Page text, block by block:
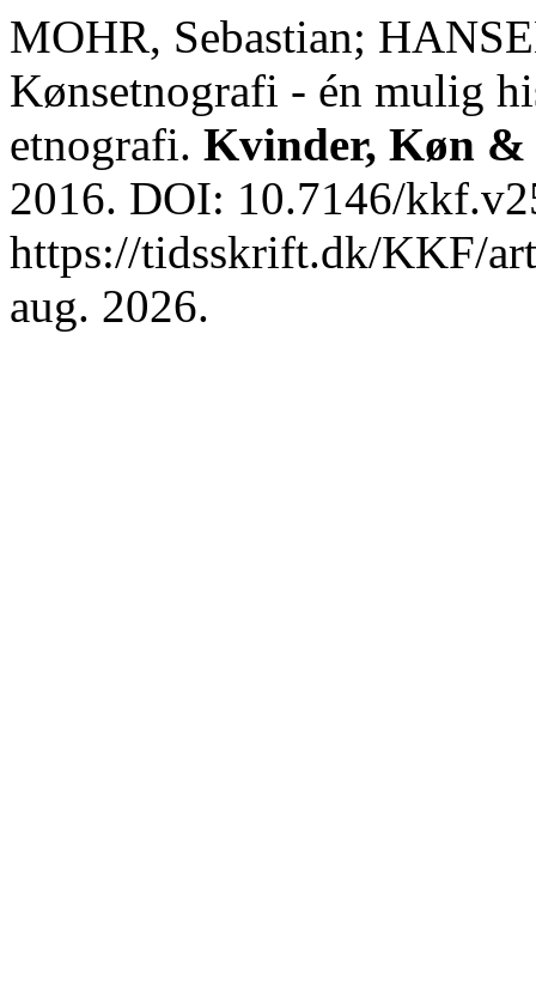
MOHR, Sebastian;
Kønsetnografi - én mulig
etnografi. Kvinder, Køn
2016. DOI: 10.7146/
https://tidsskrift.dk/KKF/
aug. 2026.